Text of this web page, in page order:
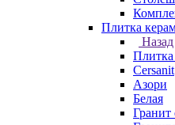
Плитка
Назад
Плитка
Cersanit
Азори
Белая
Гранит